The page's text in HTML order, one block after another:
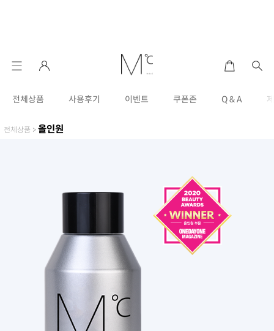
전체상품 사용후기 이벤트 쿠폰존 Q & A
전체상품 > 올인원